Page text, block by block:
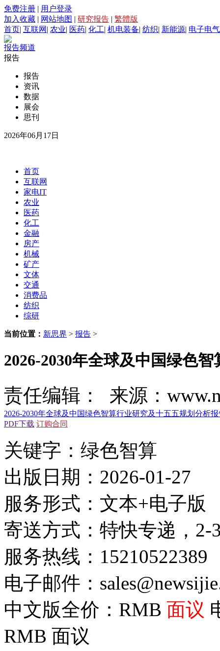
免费注册 | 用户登录
加入收藏 | 网站地图 | 研究报告 | 繁體版
首页| 互联网 | 农业| 医药| 化工| 机电装备| 纺织| 新能源| 电子电气
报告频道
报告
报告
资讯
数据
展会
思刊
2026年06月17日
首页
互联网
家电IT
农业
医药
化工
金融
房产
机械
矿产
文体
交通
消费品
纺织
综研
当前位置： 新思界 > 报告 >
2026-2030年全球及中国绿色
责任编辑： 来源：
2026-2030年全球及中国绿色智算行业研究及十五五规划分析
PDF下载 订购合同
关键字：绿色智算
出版日期：2026-01-27
服务形式：文本+电子版
寄送方式：特快专递，2-
服务热线：15210522389
电子邮件：
中文版全价：RMB 面议
RMB 面议